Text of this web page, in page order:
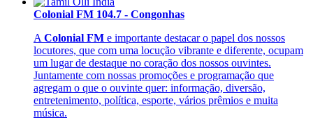
Colonial FM 104.7 - Congonhas
A Colonial FM e importante destacar o papel dos nossos
locutores, que com uma locução vibrante e diferente, ocupam
um lugar de destaque no coração dos nossos ouvintes.
Juntamente com nossas promoções e programação que
agregam o que o ouvinte quer: informação, diversão,
entretenimento, política, esporte, vários prêmios e muita
música.